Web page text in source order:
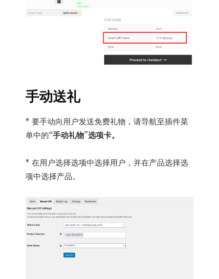
手动送礼
* 要手动向用户发送免费礼物，请导航至插件菜
单中的“手动礼物”选项卡。
* 在用户选择选项中选择用户，并在产品选择选
项中选择产品。